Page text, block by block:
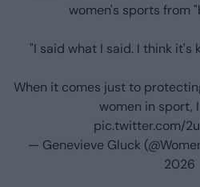
women's sports from
"I said what I said. I think it's
When it comes just to
women in sport,
pic.twitter.com/
— Genevieve Gluck
2026